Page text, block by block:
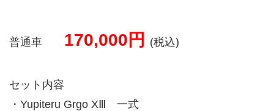
普通車 170,000円 (税込)
セット内容
・Yupiteru Grgo XⅢ 一式